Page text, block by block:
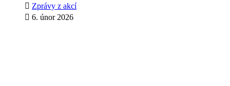
Zprávy z akcí
6. únor 2026